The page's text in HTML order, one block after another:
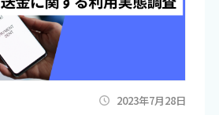
2023年7月28日